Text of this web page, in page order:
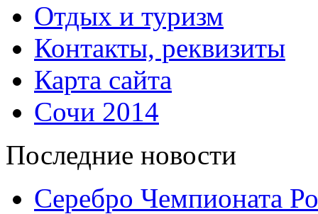
Отдых и туризм
Контакты, реквизиты
Карта сайта
Сочи 2014
Последние новости
Серебро Чемпионата